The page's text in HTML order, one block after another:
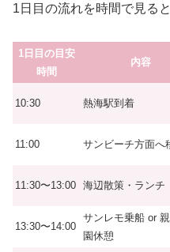
1日目の流れを時間で見る
1日目の目安
時間
内容
10:30 熱海駅到着
11:00 サンビーチ方面へ
11:30〜13:00 海辺散策・ランチ
13:30〜14:00
サンレモ乗船 or
園休憩